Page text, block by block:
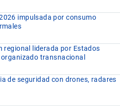
impulsada por consumo
regional liderada por Estados
transnacional
de seguridad con drones, radares